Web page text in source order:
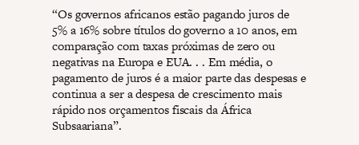
“Os governos africanos estão pagando juros de
5% a 16% sobre títulos do governo a 10 anos, em
comparação com taxas próximas de zero ou
negativas na Europa e EUA. . . Em média, o
pagamento de juros é a maior parte das despesas e
continua a ser a despesa de crescimento mais
rápido nos orçamentos fiscais da África
Subsaariana”.